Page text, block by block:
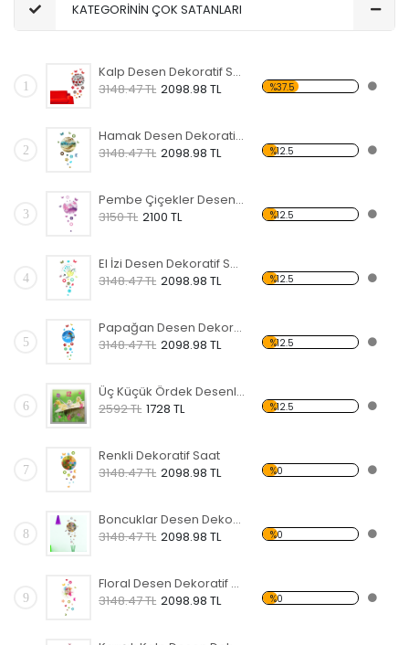
KATEGORİNİN ÇOK SATANLARI
1
Kalp Desen Dekoratif Saat
3148.47 TL 2098.98 TL %37.5
2
Hamak Desen Dekoratif Saat
3148.47 TL 2098.98 TL %12.5
3
Pembe Çiçekler Desen Dekoratif Saat
3150 TL 2100 TL %12.5
4
El İzi Desen Dekoratif Saat
3148.47 TL 2098.98 TL %12.5
5
Papağan Desen Dekoratif Saat
3148.47 TL 2098.98 TL %12.5
6
Üç Küçük Ördek Desenli Dekoratif Duvar Saati
2592 TL 1728 TL %12.5
7
Renkli Dekoratif Saat
3148.47 TL 2098.98 TL %0
8
Boncuklar Desen Dekoratif Saat
3148.47 TL 2098.98 TL %0
9
Floral Desen Dekoratif Saat
3148.47 TL 2098.98 TL %0